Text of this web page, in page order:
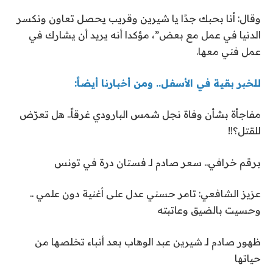
وقال: أنا بحبك جدًا يا شيرين وقريب يحصل تعاون ونكسر
الدنيا في عمل مع بعض”، مؤكدا أنه يريد أن يشارك في
عمل فني معها.
للخبر بقية في الأسفل.. ومن أخبارنا أيضاً:
مفاجأة بشأن وفاة نجل شمس البارودي غرقاً.. هل تعرّض
للقتل؟!!
برقم خرافي.. سعر صادم لـ فستان درة في تونس
عزيز الشافعي: تامر حسني عدل على أغنية دون علمي ..
وحسيت بالضيق وعاتبته
ظهور صادم لـ شيرين عبد الوهاب بعد أنباء تخلصها من
حياتها